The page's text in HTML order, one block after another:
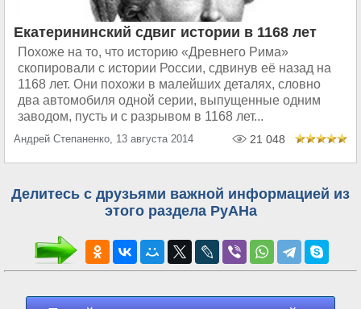
Екатерининский сдвиг истории в 1168 лет
Похоже на то, что историю «Древнего Рима»
скопировали с истории России, сдвинув её назад на
1168 лет. Они похожи в малейших деталях, словно
два автомобиля одной серии, выпущенные одним
заводом, пусть и с разрывом в 1168 лет...
Андрей Степаненко, 13 августа 2014 21 048
Делитесь с друзьями важной информацией из
этого раздела РуАНа